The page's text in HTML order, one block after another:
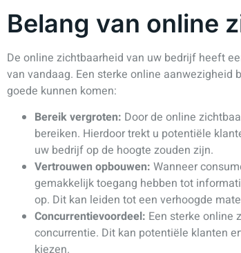
Belang van online
De online zichtbaarheid van uw bedrijf heeft
van vandaag. Een sterke online
goede kunnen komen:
Bereik vergroten: Door de online
bereiken. Hierdoor trekt u potentiële
uw bedrijf op de hoogte zouden zijn.
Vertrouwen opbouwen: Wanneer
gemakkelijk toegang hebben tot
op. Dit kan leiden tot een verhoogde
Concurrentievoordeel: Een sterke online
concurrentie. Dit kan potentiële klanten
kiezen.